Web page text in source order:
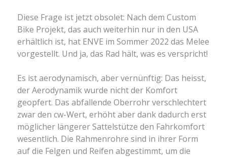
Diese Frage ist jetzt obsolet: Nach dem Custom
Bike Projekt, das auch weiterhin nur in den USA
erhältlich ist, hat ENVE im Sommer 2022 das Melee
vorgestellt. Und ja, das Rad hält, was es verspricht!
Es ist aerodynamisch, aber vernünftig: Das heisst,
der Aerodynamik wurde nicht der Komfort
geopfert. Das abfallende Oberrohr verschlechtert
zwar den cw-Wert, erhöht aber dank dadurch erst
möglicher längerer Sattelstütze den Fahrkomfort
wesentlich. Die Rahmenrohre sind in ihrer Form
auf die Felgen und Reifen abgestimmt, um die